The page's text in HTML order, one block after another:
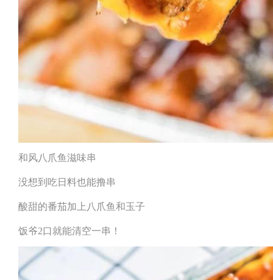
和风八爪鱼滋味串
没想到吃日料也能撸串
酸甜的番茄加上八爪鱼和玉子
饭爷2口就能清空一串！